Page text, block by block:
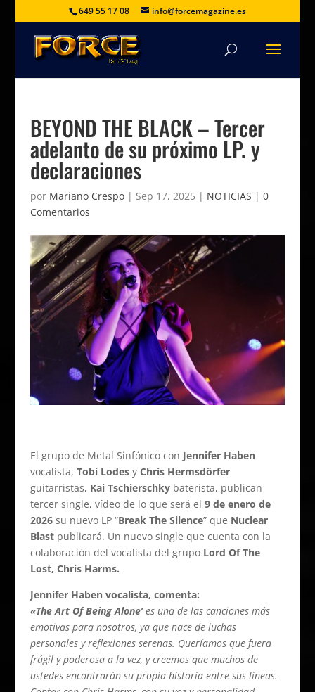
649 55 17 08 info@forcemagazine.es
BEYOND THE BLACK – Tercer
adelanto de su próximo LP. y
declaraciones
por Mariano Crespo| Sep 17, 2025 | NOTICIAS | 0
Comentarios
El grupo de Metal Sinfónico con Jennifer Haben
vocalista, Tobi Lodesy Chris Hermsdörfer
guitarristas, Kai Tschierschkybaterista, publican
tercer single, vídeo de lo que será el 9 de enero de
2026su nuevo LP “Break The Silence” que Nuclear
Blastpublicará. Un nuevo single que cuenta con la
colaboración del vocalista del grupo Lord Of The
Lost, Chris Harms.
Jennifer Haben vocalista, comenta:
«The Art Of Being Alone’es una de las canciones más
emotivas para nosotros, ya que nace de luchas
personales y reflexiones serenas. Queríamos que fuera
frágil y poderosa a la vez, y creemos que muchos de
ustedes encontrarán su propia historia entre sus líneas.